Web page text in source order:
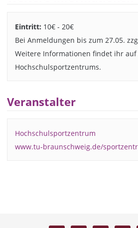
Eintritt: 10€ - 20€
Bei Anmeldungen bis zum 27.05.
Weitere Informationen findet ihr auf
Hochschulsportzentrums.
Veranstalter
Hochschulsportzentrum
www.tu-braunschweig.de/